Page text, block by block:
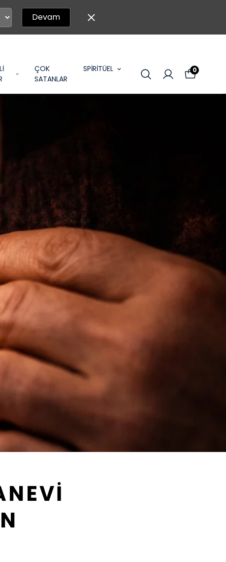
Devam
ÇOK
SATANLAR
SPİRİTÜEL 0